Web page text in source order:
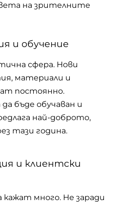
на зрителните
и обучение
сфера. Нови
материали и
постоянно.
бъде обучаван и
най-доброто,
тази година.
и клиентски
много. Не заради